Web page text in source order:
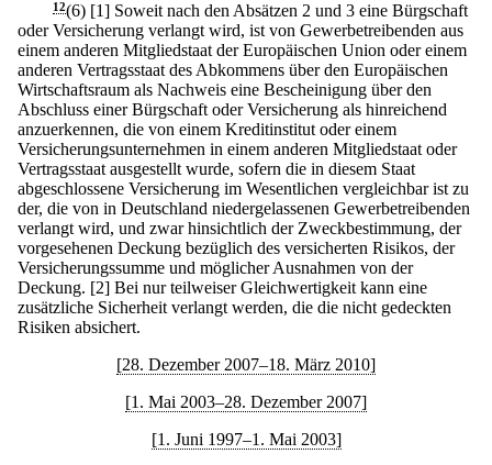
12(6) [1] Soweit nach den Absätzen 2 und 3 eine Bürgschaft
oder Versicherung verlangt wird, ist von Gewerbetreibenden aus
einem anderen Mitgliedstaat der Europäischen Union oder einem
anderen Vertragsstaat des Abkommens über den Europäischen
Wirtschaftsraum als Nachweis eine Bescheinigung über den
Abschluss einer Bürgschaft oder Versicherung als hinreichend
anzuerkennen, die von einem Kreditinstitut oder einem
Versicherungsunternehmen in einem anderen Mitgliedstaat oder
Vertragsstaat ausgestellt wurde, sofern die in diesem Staat
abgeschlossene Versicherung im Wesentlichen vergleichbar ist zu
der, die von in Deutschland niedergelassenen Gewerbetreibenden
verlangt wird, und zwar hinsichtlich der Zweckbestimmung, der
vorgesehenen Deckung bezüglich des versicherten Risikos, der
Versicherungssumme und möglicher Ausnahmen von der
Deckung. [2] Bei nur teilweiser Gleichwertigkeit kann eine
zusätzliche Sicherheit verlangt werden, die die nicht gedeckten
Risiken absichert.
[28. Dezember 2007–18. März 2010]
[1. Mai 2003–28. Dezember 2007]
[1. Juni 1997–1. Mai 2003]